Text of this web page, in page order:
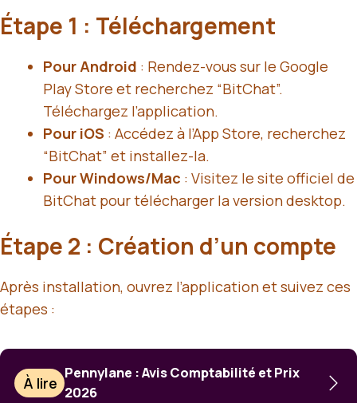
Étape 1 : Téléchargement
Pour Android : Rendez-vous sur le Google
Play Store et recherchez “BitChat”.
Téléchargez l’application.
Pour iOS : Accédez à l’App Store, recherchez
“BitChat” et installez-la.
Pour Windows/Mac : Visitez le site officiel de
BitChat pour télécharger la version desktop.
Étape 2 : Création d’un compte
Après installation, ouvrez l’application et suivez ces
étapes :
À lire
Pennylane : Avis Comptabilité et Prix
2026